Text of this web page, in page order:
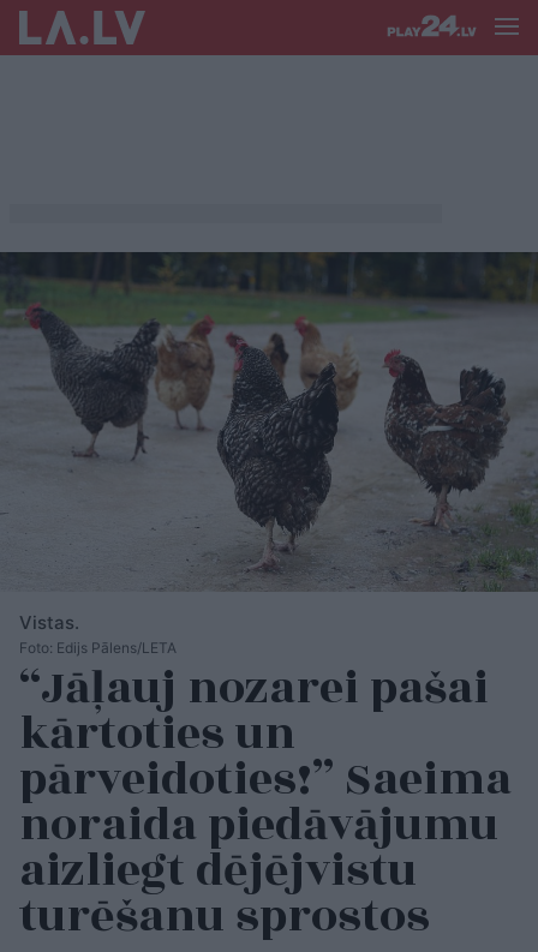
Vistas.
Foto: Edijs Pālens/LETA
“Jāļauj nozarei pašai
kārtoties un
pārveidoties!” Saeima
noraida piedāvājumu
aizliegt dējējvistu
turēšanu sprostos